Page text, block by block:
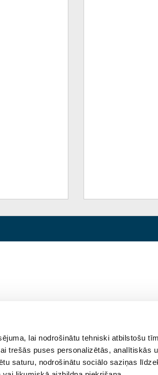
lai nodrošinātu tehniski atbilstošu
trešās puses personalizētās, analītiskās
saturu, nodrošinātu sociālo saziņas